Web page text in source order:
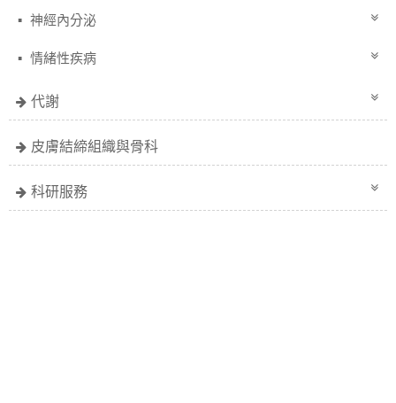
神經內分泌
情緒性疾病
代謝
皮膚結締組織與骨科
科研服務